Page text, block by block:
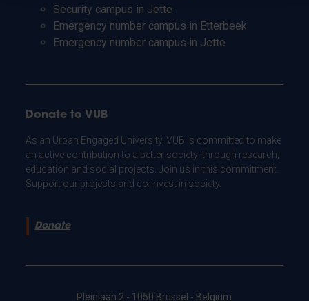
Security campus in Jette
Emergency number campus in Etterbeek
Emergency number campus in Jette
Donate to VUB
As an Urban Engaged University, VUB is committed to make
an active contribution to a better society: through research,
education and social projects. Join us in this commitment.
Support our projects and co-invest in society.
Donate
Pleinlaan 2 - 1050 Brussel - Belgium